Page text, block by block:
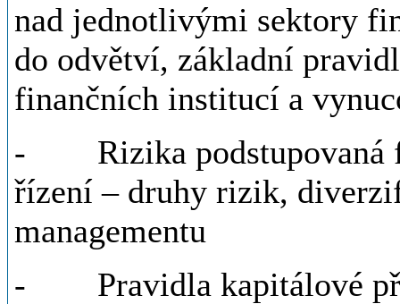
nad jednotlivými sektory
do odvětví, základní
finančních institucí a
- Rizika podstupovaná
řízení – druhy rizik,
managementu
- Pravidla kapitálové